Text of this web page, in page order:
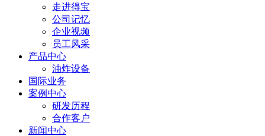
走进得宝
公司记忆
企业视频
员工风采
产品中心
油炸设备
国际业务
案例中心
研发历程
合作客户
新闻中心